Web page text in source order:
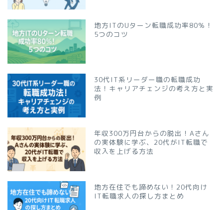
地方ITのUターン転職成功率80％！
5つのコツ
30代IT系リーダー職の転職成功
法！キャリアチェンジの考え方と実
例
年収300万円台からの脱出！Aさん
の実体験に学ぶ、20代がIT転職で
収入を上げる方法
地方在住でも諦めない！20代向け
IT転職求人の探し方まとめ